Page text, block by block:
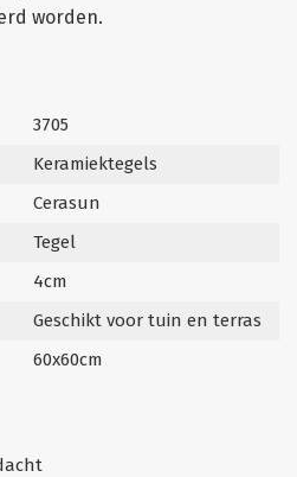
worden.
3705
Keramiektegels
Cerasun
Tegel
4cm
Geschikt voor tuin en terras
60x60cm